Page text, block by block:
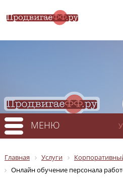
МЕНЮ
Главная Услуги
Онлайн обучение персонала